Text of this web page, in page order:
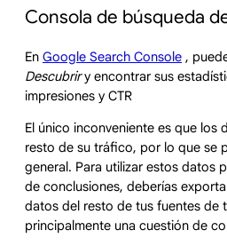
Consola de búsqueda
En Google Search Console ,
Descubriry encontrar sus
impresiones y CTR
El único inconveniente es que los
resto de su tráfico, por lo que se
general. Para utilizar estos datos
de conclusiones, deberías
datos del resto de tus fuentes de
principalmente una cuestión de